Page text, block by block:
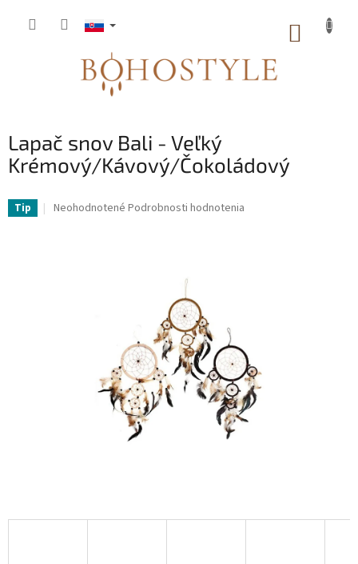
Lapač snov Bali - Veľký
Krémový/Kávový/Čokoládový
Tip
Priemerné
Neohodnotené Podrobnosti hodnotenia